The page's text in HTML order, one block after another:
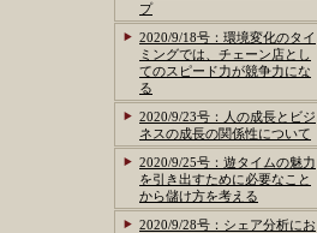
プ
2020/9/18号：環境変化のタイ
ミングでは、チェーン店とし
てのスピード力が競争力にな
る
2020/9/23号：人の成長とビジ
ネスの成長の関係性について
2020/9/25号：遊タイムの魅力
を引き出すために必要なこと
から儲け方を考える
2020/9/28号：シェア分析にお